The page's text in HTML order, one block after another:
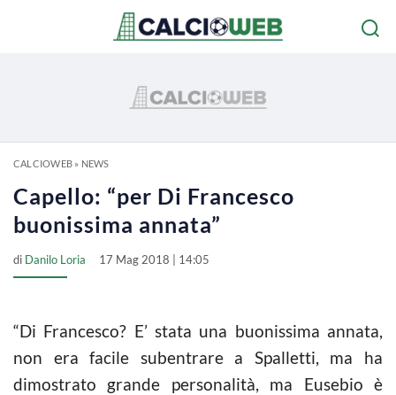
CALCIOWEB» NEWS
Capello: “per Di Francesco
buonissima annata”
di Danilo Loria 17 Mag 2018 | 14:05
“Di Francesco? E’ stata una buonissima annata,
non era facile subentrare a Spalletti, ma ha
dimostrato grande personalità, ma Eusebio è